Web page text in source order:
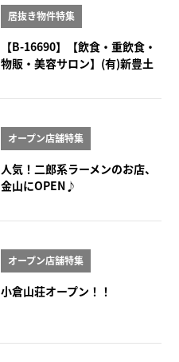
居抜き物件特集
【B-16690】【飲食・重飲食・
物販・美容サロン】(有)新豊土
オープン店舗特集
人気！二郎系ラーメンのお店、
金山にOPEN♪
オープン店舗特集
小倉山荘オープン！！